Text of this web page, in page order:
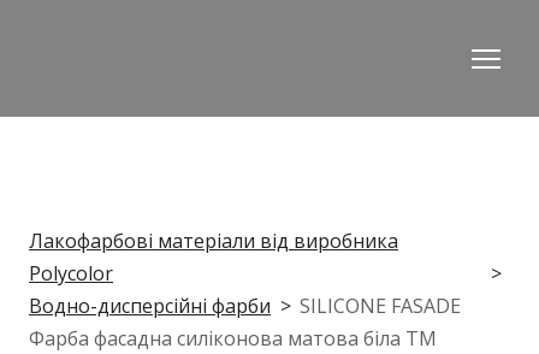
Лакофарбові матеріали від виробника
Polycolor
Водно-дисперсійні фарби
SILICONE FASADE
Фарба фасадна силіконова матова біла ТМ